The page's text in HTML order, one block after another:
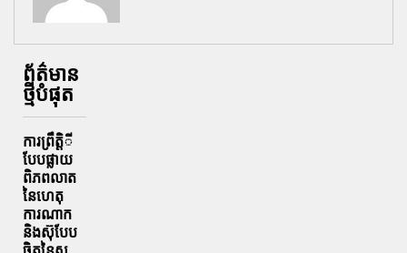
ព័ត៌មាន
ថ្មីបំផុត
ការព្រឹតិ្តី
បែបផ្លាយ
ពិភពលាត
នៃហេតុ
ការណាក
និងស៊ុបែប